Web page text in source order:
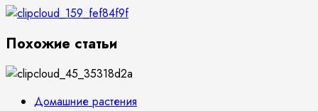
Похожие статьи
Домашние растения